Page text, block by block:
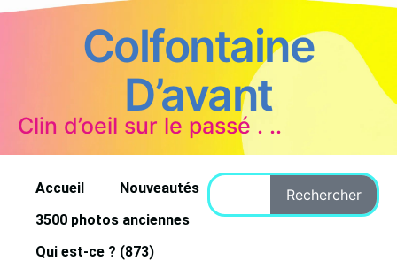
Colfontaine
D’avant
Clin d’oeil sur le passé . ..
Accueil
Nouveautés
3500 photos anciennes
Qui est-ce ? (873)
Rechercher